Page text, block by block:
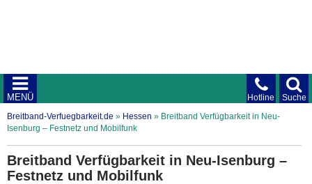
Suche
Hotline
MENÜ
Breitband-Verfuegbarkeit.de » Hessen » Breitband Verfügbarkeit in Neu-
Isenburg – Festnetz und Mobilfunk
Breitband Verfügbarkeit in Neu-Isenburg –
Festnetz und Mobilfunk